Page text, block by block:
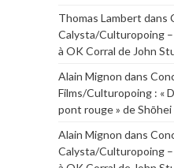
Thomas Lambert dans
Calysta/Culturopoing
à OK Corral de John
Alain Mignon dans
Films/Culturopoing : «
pont rouge » de Shōhei
Alain Mignon dans
Calysta/Culturopoing